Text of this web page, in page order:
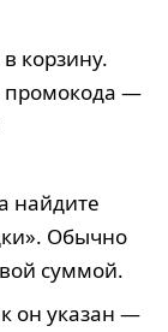
корзину.
промокода —
найдите
Обычно
суммой.
он указан —